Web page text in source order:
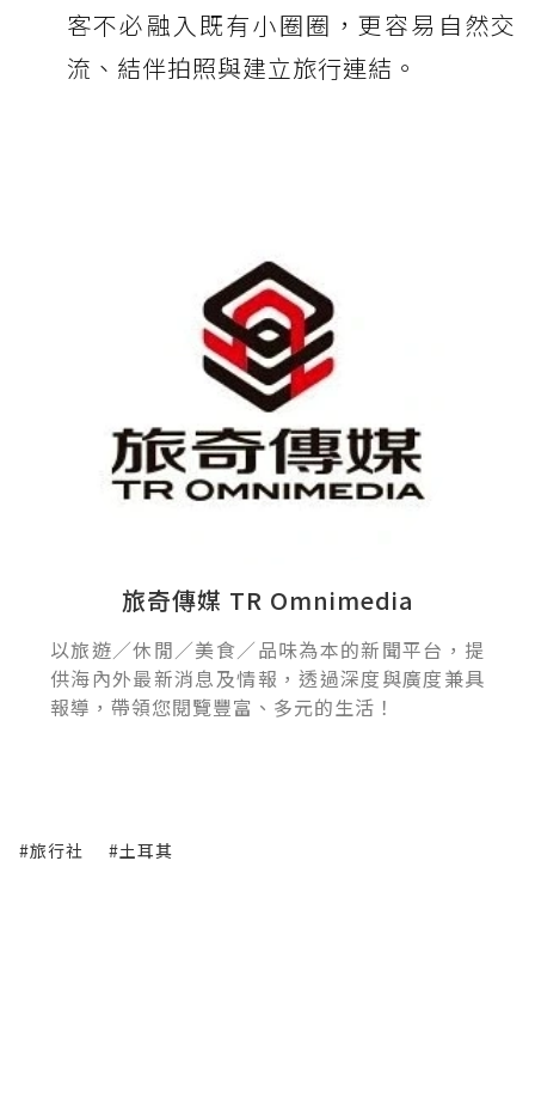
客不必融入既有小圈圈，更容易自然交
流、結伴拍照與建立旅行連結。
旅奇傳媒 TR Omnimedia
以旅遊／休閒／美食／品味為本的新聞平台，提
供海內外最新消息及情報，透過深度與廣度兼具
報導，帶領您閱覽豐富、多元的生活！
#旅行社 #土耳其